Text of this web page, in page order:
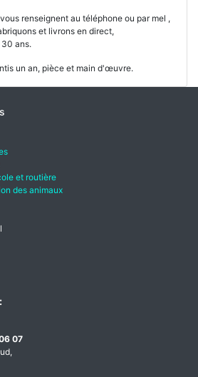
renseignent au téléphone ou par mel ,
et livrons en direct,
ans.
un an, pièce et main d'œuvre.
et routière
des animaux
07